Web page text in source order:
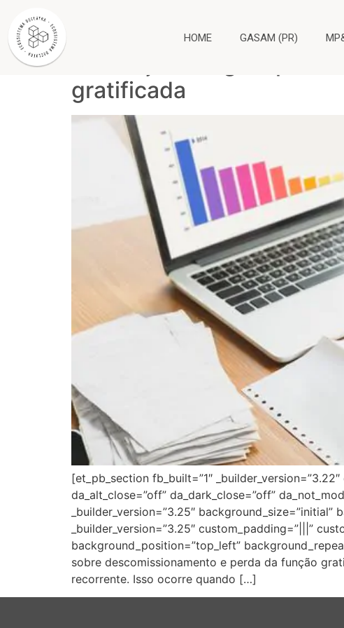
HOME GASAM (PR)
gratificada
[et_pb_section fb_built=”1″
da_alt_close=”off” da_dark_close=”off”
_builder_version=”3.25″
_builder_version=”3.25″ custom_padding=”|||”
background_position=”top_left”
sobre descomissionamento e perda da função
recorrente. Isso ocorre quando […]